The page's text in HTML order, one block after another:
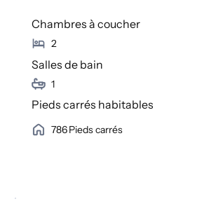
Chambres à coucher
2
Salles de bain
1
Pieds carrés habitables
786Pieds carrés